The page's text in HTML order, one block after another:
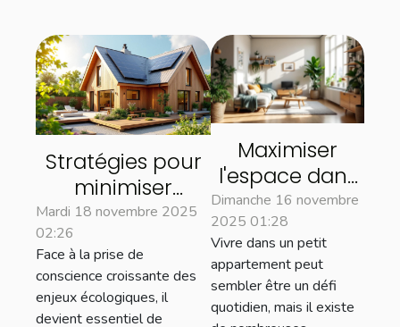
Stratégies pour
minimiser
l'impact
environnemental
lors de
rénovations
domiciliaires
Mardi 18 novembre 2025
02:26
Face à la prise de
conscience croissante des
enjeux écologiques, il
devient essentiel de
Maximiser
l'espace dans
un petit
appartement :
astuces et
solutions
Dimanche 16 novembre
2025 01:28
Vivre dans un petit
appartement peut
sembler être un défi
quotidien, mais il existe